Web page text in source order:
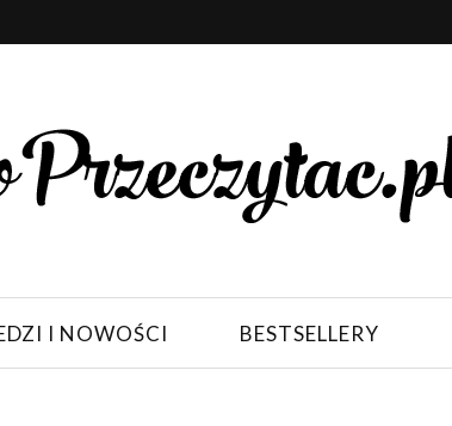
I NOWOŚCI BESTSELLERY